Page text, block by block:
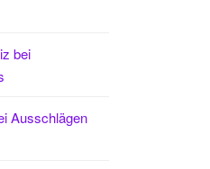
bei
Ausschlägen